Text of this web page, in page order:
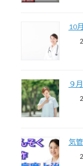
10
９
気